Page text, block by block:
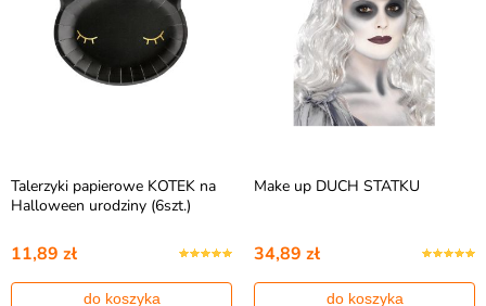
Talerzyki papierowe KOTEK na
Halloween urodziny (6szt.)
11,89 zł
do koszyka
Make up DUCH STATKU
34,89 zł
do koszyka